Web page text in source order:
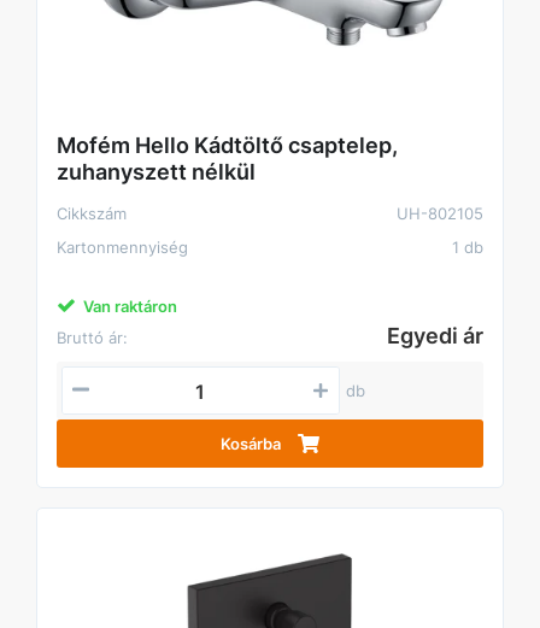
Mofém Hello Kádtöltő csaptelep,
zuhanyszett nélkül
Cikkszám
UH-802105
Kartonmennyiség
1 db
Van raktáron
Bruttó ár:
Egyedi ár
db
Kosárba